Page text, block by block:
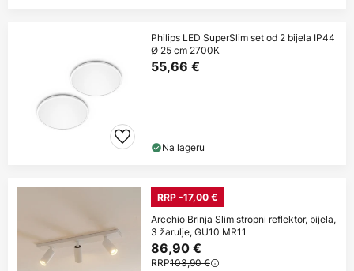
Philips LED SuperSlim set od 2 bijela IP44
Ø 25 cm 2700K
55,66 €
Na lageru
RRP -17,00 €
Arcchio Brinja Slim stropni reflektor, bijela,
3 žarulje, GU10 MR11
86,90 €
RRP103,90 €